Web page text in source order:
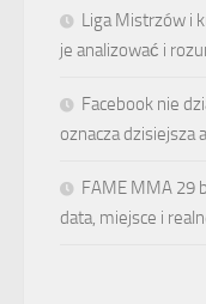
Liga Mistrzów i
je analizować i
Facebook nie
oznacza dzisiejsza
FAME MMA 29
data, miejsce i